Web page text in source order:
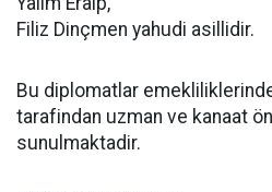
Filiz Dinçmen yahudi asillidir.
Bu diplomatlar
tarafindan uzman ve kanaat
sunulmaktadir.